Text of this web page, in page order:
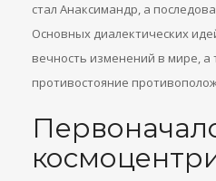
стал Анаксимандр, а
Основных диалектических
вечность изменений в мире, а
противостояние